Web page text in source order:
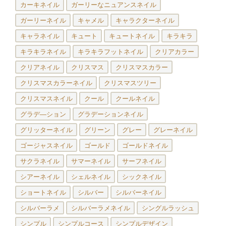
カーキネイル ガーリーなニュアンスネイル
ガーリーネイル キャメル キャラクターネイル
キャラネイル キュート キュートネイル キラキラ
キラキラネイル キラキラフットネイル クリアカラー
クリアネイル クリスマス クリスマスカラー
クリスマスカラーネイル クリスマスツリー
クリスマスネイル クール クールネイル
グラデ―ション グラデーションネイル
グリッターネイル グリーン グレー グレーネイル
ゴージャスネイル ゴールド ゴールドネイル
サクラネイル サマーネイル サーフネイル
シアーネイル シェルネイル シックネイル
ショートネイル シルバー シルバーネイル
シルバーラメ シルバーラメネイル シングルラッシュ
シンプル シンプルコース シンプルデザイン